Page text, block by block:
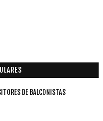
DE BALCONISTAS